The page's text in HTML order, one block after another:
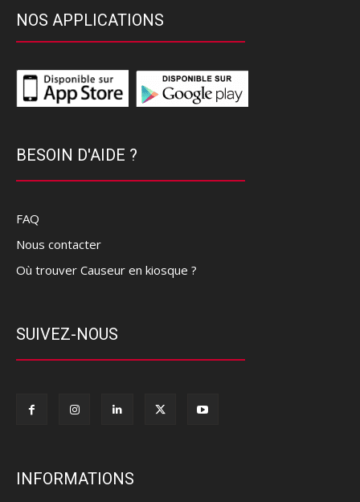
NOS APPLICATIONS
BESOIN D'AIDE ?
FAQ
Nous contacter
Où trouver Causeur en kiosque ?
SUIVEZ-NOUS
INFORMATIONS